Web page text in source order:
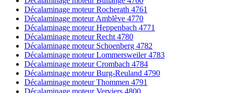
Décalaminage moteur Rocherath 4761
Décalaminage moteur Amblève 4770
Décalaminage moteur Heppenbach 4771
Décalaminage moteur Recht 4780
Décalaminage moteur Schoenberg 4782
Décalaminage moteur Lommersweiler 4783
Décalaminage moteur Crombach 4784
Décalaminage moteur Burg-Reuland 4790
Décalaminage moteur Thommen 4791
Décalaminage moteur Verviers 4800